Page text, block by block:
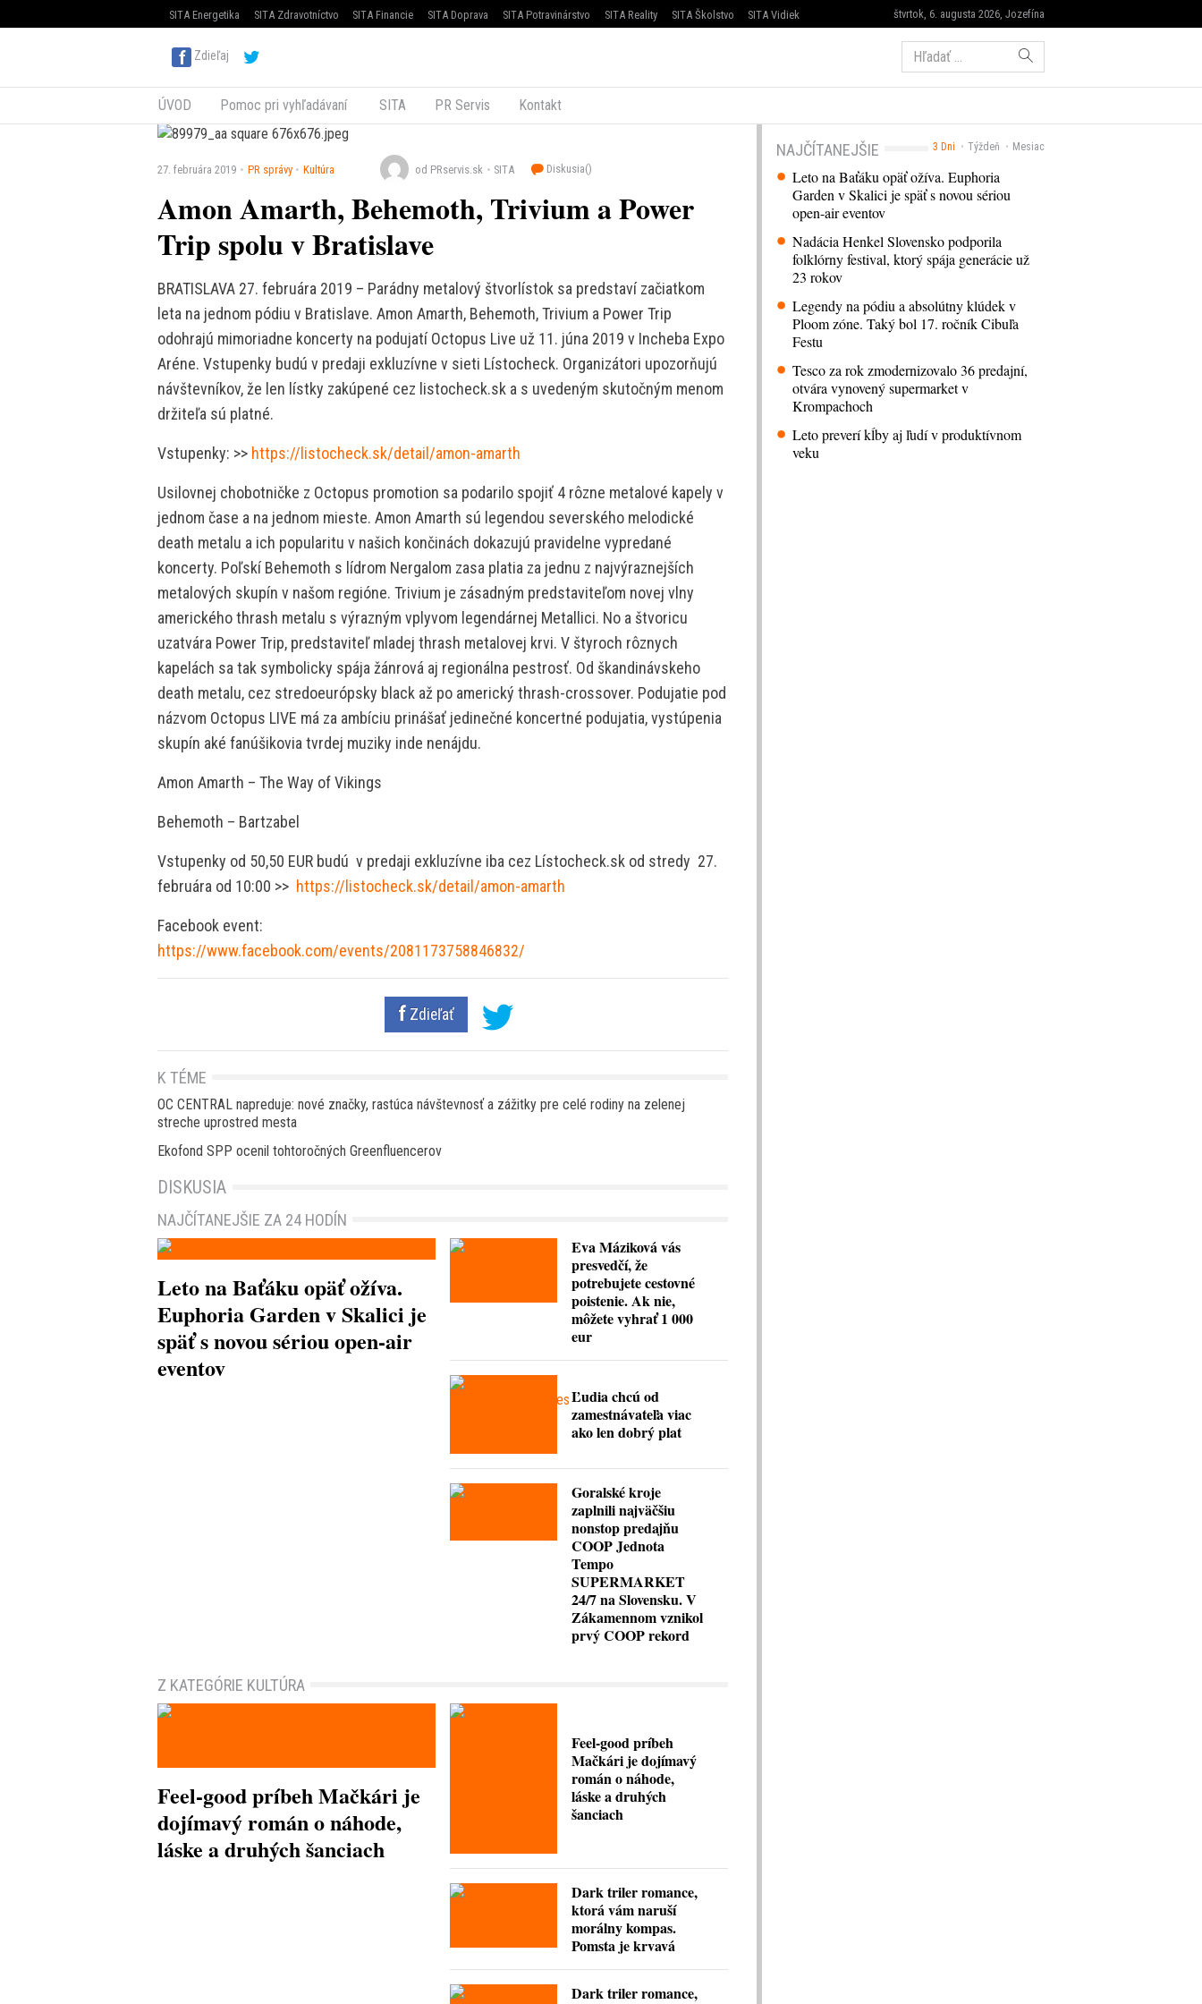
štvrtok, 6. augusta 2026, Jozefína
SITA Energetika SITA Zdravotníctvo SITA Financie SITA Doprava SITA Potravinárstvo SITA Reality SITA Školstvo SITA Vidiek
Zdieľaj Hľadať:
ÚVOD Pomoc pri vyhľadávaní SITA PR Servis Kontakt
27. februára 2019 PR správy Kultúra od PRservis.sk SITA Diskusia()
Amon Amarth, Behemoth, Trivium a Power
Trip spolu v Bratislave
BRATISLAVA 27. februára 2019 – Parádny metalový štvorlístok sa predstaví začiatkom
leta na jednom pódiu v Bratislave. Amon Amarth, Behemoth, Trivium a Power Trip
odohrajú mimoriadne koncerty na podujatí Octopus Live už 11. júna 2019 v Incheba Expo
Aréne. Vstupenky budú v predaji exkluzívne v sieti Lístocheck. Organizátori upozorňujú
návštevníkov, že len lístky zakúpené cez listocheck.sk a s uvedeným skutočným menom
držiteľa sú platné.
Vstupenky: >> https://listocheck.sk/detail/amon-amarth
Usilovnej chobotničke z Octopus promotion sa podarilo spojiť 4 rôzne metalové kapely v
jednom čase a na jednom mieste. Amon Amarth sú legendou severského melodické
death metalu a ich popularitu v našich končinách dokazujú pravidelne vypredané
koncerty. Poľskí Behemoth s lídrom Nergalom zasa platia za jednu z najvýraznejších
metalových skupín v našom regióne. Trivium je zásadným predstaviteľom novej vlny
amerického thrash metalu s výrazným vplyvom legendárnej Metallici. No a štvoricu
uzatvára Power Trip, predstaviteľ mladej thrash metalovej krvi. V štyroch rôznych
kapelách sa tak symbolicky spája žánrová aj regionálna pestrosť. Od škandinávskeho
death metalu, cez stredoeurópsky black až po americký thrash-crossover. Podujatie pod
názvom Octopus LIVE má za ambíciu prinášať jedinečné koncertné podujatia, vystúpenia
skupín aké fanúšikovia tvrdej muziky inde nenájdu.
Amon Amarth – The Way of Vikings
Behemoth – Bartzabel
Vstupenky od 50,50 EUR budú v predaji exkluzívne iba cez Lístocheck.sk od stredy 27.
februára od 10:00 >> https://listocheck.sk/detail/amon-amarth
Facebook event:
https://www.facebook.com/events/2081173758846832/
Zdieľať
3 Dni Týždeň Mesiac
NAJČÍTANEJŠIE
Leto na Baťáku opäť ožíva. Euphoria
Garden v Skalici je späť s novou sériou
open-air eventov
Nadácia Henkel Slovensko podporila
folklórny festival, ktorý spája generácie už
23 rokov
Legendy na pódiu a absolútny klúdek v
Ploom zóne. Taký bol 17. ročník Cibuľa
Festu
Tesco za rok zmodernizovalo 36 predajní,
otvára vynovený supermarket v
Krompachoch
Leto preverí kĺby aj ľudí v produktívnom
veku
K TÉME
OC CENTRAL napreduje: nové značky, rastúca návštevnosť a zážitky pre celé rodiny na zelenej
streche uprostred mesta
Ekofond SPP ocenil tohtoročných Greenfluencerov
DISKUSIA
NAJČÍTANEJŠIE ZA 24 HODÍN
Leto na Baťáku opäť ožíva.
Euphoria Garden v Skalici je
späť s novou sériou open-air
eventov
Eva Máziková vás
presvedčí, že
potrebujete cestovné
poistenie. Ak nie,
môžete vyhrať 1 000
eur
Ľudia chcú od
zamestnávateľa viac
ako len dobrý plat
Goralské kroje
zaplnili najväčšiu
nonstop predajňu
COOP Jednota
Tempo
SUPERMARKET
24/7 na Slovensku. V
Zákamennom vznikol
prvý COOP rekord
Z KATEGÓRIE KULTÚRA
Feel-good príbeh Mačkári je
dojímavý román o náhode,
láske a druhých šanciach
Feel-good príbeh
Mačkári je dojímavý
román o náhode,
láske a druhých
šanciach
Dark triler romance,
ktorá vám naruší
morálny kompas.
Pomsta je krvavá
Dark triler romance,